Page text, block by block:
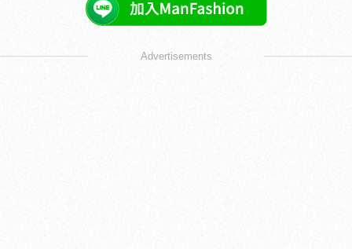
Advertisements